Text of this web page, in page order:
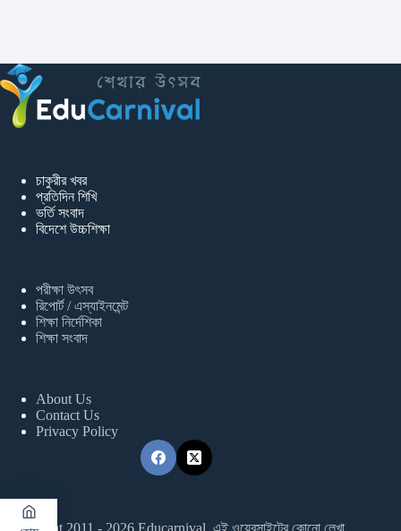
চাকুরীর খবর
প্রতিদিন শিখি
ভর্তি সংবাদ
বিদেশে উচ্চশিক্ষা
পরীক্ষা উৎসব
রিপোর্ট / এস্যাইনমেন্ট
শিক্ষা নির্দেশিকা
শিক্ষা সংবাদ
About Us
Contact Us
Privacy Policy
Copyright 2011 - 2026 Educarnival. এই ওয়েবসাইটের কোনো লেখা,